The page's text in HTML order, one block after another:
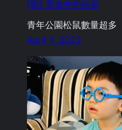
[影] 覓食中的松鼠
青年公園松鼠數量超多
April 4, 2023